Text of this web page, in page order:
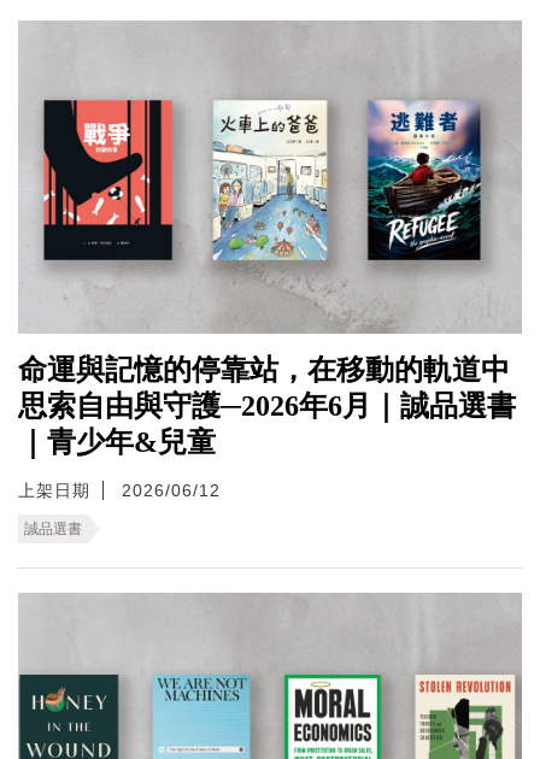
命運與記憶的停靠站，在移動的軌道中
思索自由與守護─2026年6月｜誠品選書
｜青少年&兒童
上架日期 2026/06/12
誠品選書